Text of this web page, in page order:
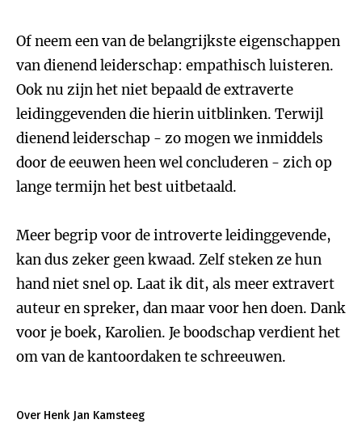
Of neem een van de belangrijkste eigenschappen
van dienend leiderschap: empathisch luisteren.
Ook nu zijn het niet bepaald de extraverte
leidinggevenden die hierin uitblinken. Terwijl
dienend leiderschap - zo mogen we inmiddels
door de eeuwen heen wel concluderen - zich op
lange termijn het best uitbetaald.
Meer begrip voor de introverte leidinggevende,
kan dus zeker geen kwaad. Zelf steken ze hun
hand niet snel op. Laat ik dit, als meer extravert
auteur en spreker, dan maar voor hen doen. Dank
voor je boek, Karolien. Je boodschap verdient het
om van de kantoordaken te schreeuwen.
Over Henk Jan Kamsteeg